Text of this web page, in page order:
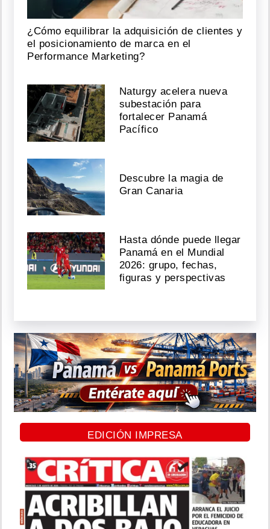
¿Cómo equilibrar la adquisición de clientes y
el posicionamiento de marca en el
Performance Marketing?
Naturgy acelera nueva
subestación para
fortalecer Panamá
Pacífico
Descubre la magia de
Gran Canaria
Hasta dónde puede llegar
Panamá en el Mundial
2026: grupo, fechas,
figuras y perspectivas
EDICIÓN IMPRESA